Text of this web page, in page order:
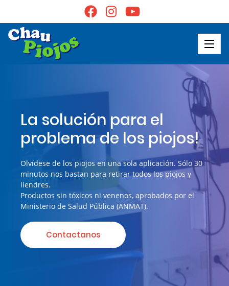
La solución para el
problema de los piojos!
Olvídese de los piojos en una sola aplicación. Sólo 30
minutos nos bastan para retirar todos los piojos y
liendres.
Productos sin tóxicos ni venenos, aprobados por el
Ministerio de Salud Pública (ANMAT).
Contactanos